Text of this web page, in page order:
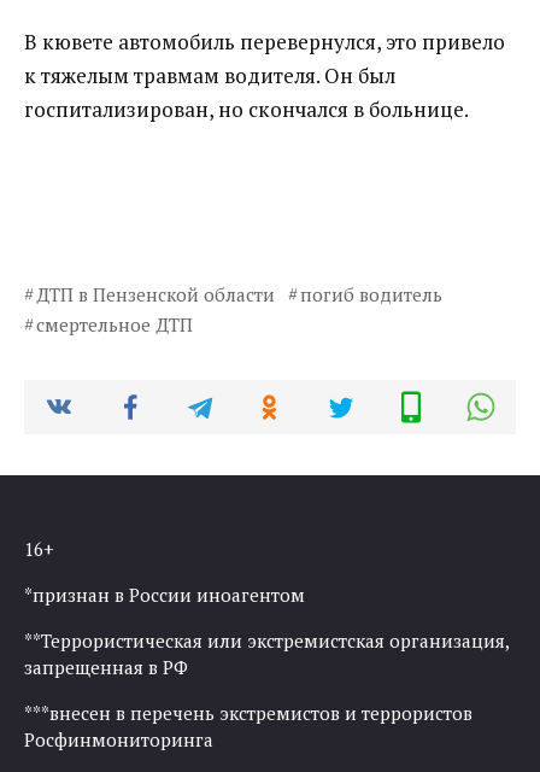
В кювете автомобиль перевернулся, это привело
к тяжелым травмам водителя. Он был
госпитализирован, но скончался в больнице.
ДТП в Пензенской области
погиб водитель
смертельное ДТП
16+
*признан в России иноагентом
**Террористическая или экстремистская организация,
запрещенная в РФ
***внесен в перечень экстремистов и террористов
Росфинмониторинга